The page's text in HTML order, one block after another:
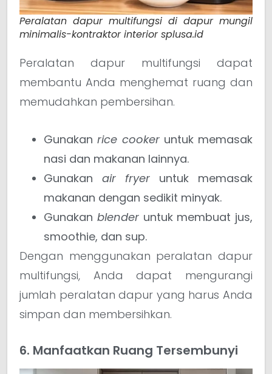
Peralatan dapur multifungsi di dapur mungil
minimalis-kontraktor interior splusa.id
Peralatan dapur multifungsi dapat
membantu Anda menghemat ruang dan
memudahkan pembersihan.
Gunakanrice cookeruntuk memasak
nasi dan makanan lainnya.
Gunakan air fryer untuk memasak
makanan dengan sedikit minyak.
Gunakan blenderuntuk membuat jus,
smoothie, dan sup.
Dengan menggunakan peralatan dapur
multifungsi, Anda dapat mengurangi
jumlah peralatan dapur yang harus Anda
simpan dan membersihkan.
6. Manfaatkan Ruang Tersembunyi